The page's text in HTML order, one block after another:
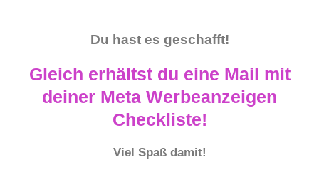
Du hast es geschafft!​
Gleich erhältst du eine Mail mit
deiner Meta Werbeanzeigen
Checkliste!
Viel Spaß damit!